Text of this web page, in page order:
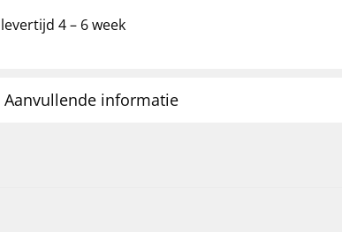
levertijd 4 – 6 week
Aanvullende informatie